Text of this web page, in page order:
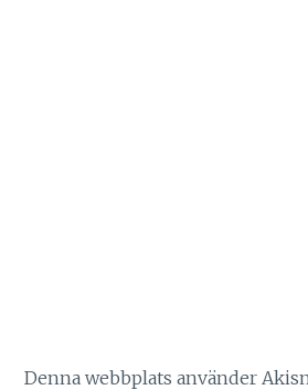
Denna webbplats använder